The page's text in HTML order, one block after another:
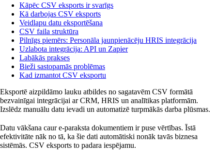
Kāpēc CSV eksports ir svarīgs
Kā darbojas CSV eksports
Veidlapu datu eksportēšana
CSV faila struktūra
Pilnīgs piemērs: Personāla jaunpienācēju HRIS integrācija
Uzlabota integrācija: API un Zapier
Labākās prakses
Bieži sastopamās problēmas
Kad izmantot CSV eksportu
Eksportē aizpildāmo lauku atbildes no sagatavēm CSV formātā
bezvainīgai integrācijai ar CRM, HRIS un analītikas platformām.
Izslēdz manuālu datu ievadi un automatizē turpmākās darba plūsmas.
Datu vākšana caur e-paraksta dokumentiem ir puse vērtības. Īstā
efektivitāte nāk no tā, ka šie dati automātiski nonāk tavās biznesa
sistēmās. CSV eksports to padara iespējamu.